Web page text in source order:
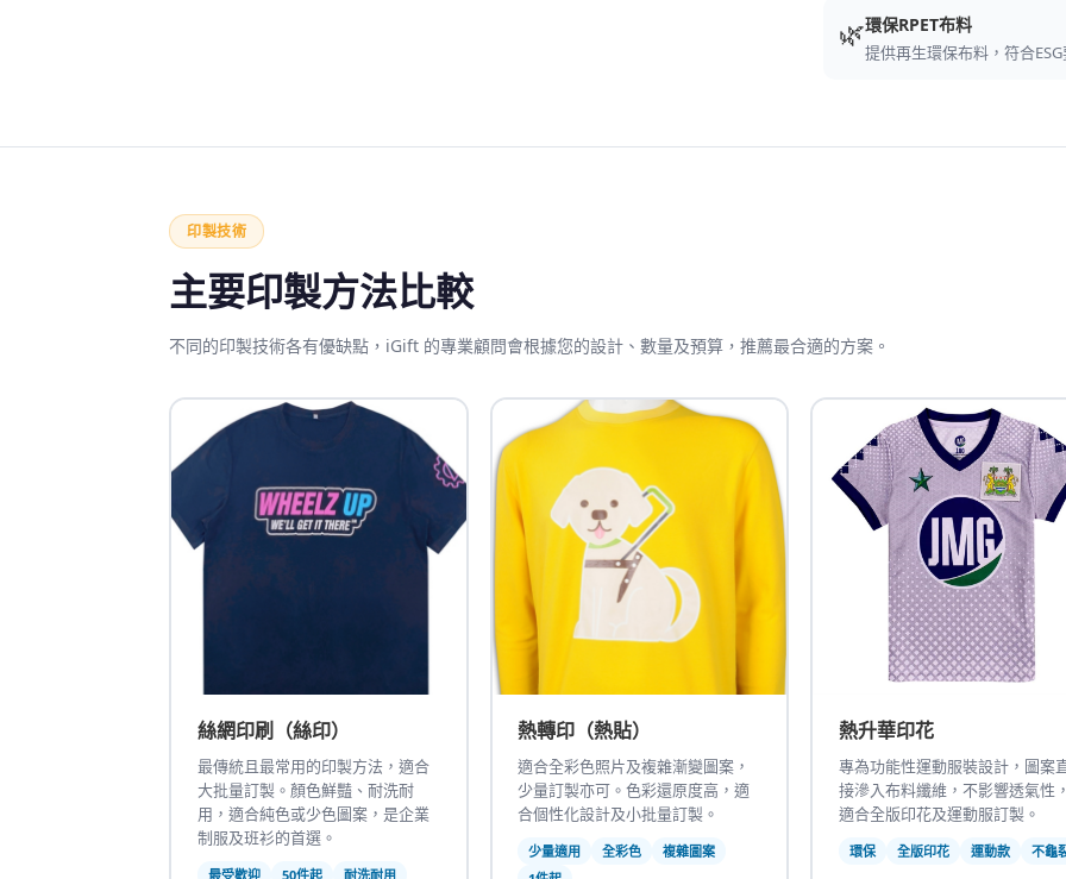
🌿環保RPET布料
提供再生環保布料，符合
印製技術
主要印製方法比較
不同的印製技術各有優缺點，iGift 的專業顧問會根據您的設計、數量及預算，推薦最合適的方案。
絲網印刷（絲印）
最傳統且最常用的印製方法，適合
大批量訂製。顏色鮮豔、耐洗耐
用，適合純色或少色圖案，是企業
制服及班衫的首選。
最受歡迎 50件起
耐洗耐用
熱轉印（熱貼）
適合全彩色照片及複雜漸變圖案，
少量訂製亦可。色彩還原度高，適
合個性化設計及小批量訂製。
少量適用 全彩色
複雜圖案
熱升華印花
專為功能性運動服裝設計，圖案
接滲入布料纖維，不影響透氣性
適合全版印花及運動服訂製。
環保 全版印花 運動款 不龜